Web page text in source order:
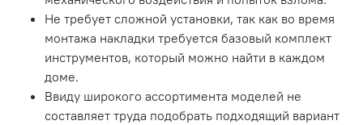
Не требует сложной установки, так как во время
монтажа накладки требуется базовый комплект
инструментов, который можно найти в каждом
доме.
Ввиду широкого ассортимента моделей не
составляет труда подобрать подходящий вариант